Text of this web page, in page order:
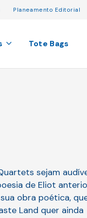
Planeamento Editorial
Tote Bags
sejam
de Eliot
obra poética,
Land quer ainda